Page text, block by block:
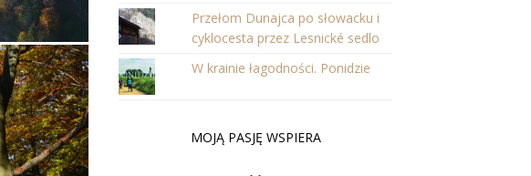
Przełom Dunajca po słowacku i
cyklocesta przez Lesnické sedlo
W krainie łagodności. Ponidzie
MOJĄ PASJĘ WSPIERA